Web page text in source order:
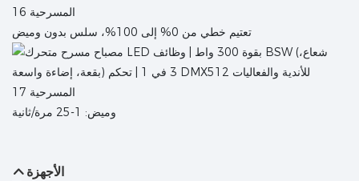
تعتيم خطي من 0% إلى 100%، سلس بدون وميض
وميض: 1-25 مرة/ثانية
الأجهزة